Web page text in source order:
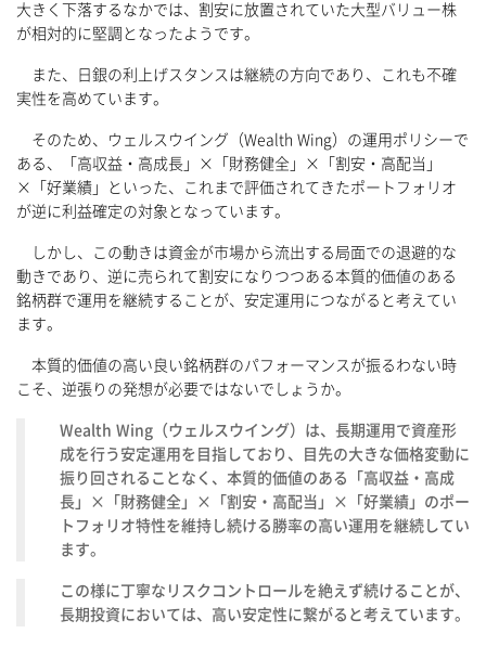
大きく下落するなかでは、割安に放置されていた大型バリュー株
が相対的に堅調となったようです。
また、日銀の利上げスタンスは継続の方向であり、これも不確
実性を高めています。
そのため、ウェルスウイング（Wealth Wing）の運用ポリシーで
ある、「高収益・高成長」×「財務健全」×「割安・高配当」
×「好業績」といった、これまで評価されてきたポートフォリオ
が逆に利益確定の対象となっています。
しかし、この動きは資金が市場から流出する局面での退避的な
動きであり、逆に売られて割安になりつつある本質的価値のある
銘柄群で運用を継続することが、安定運用につながると考えてい
ます。
本質的価値の高い良い銘柄群のパフォーマンスが振るわない時
こそ、逆張りの発想が必要ではないでしょうか。
Wealth Wing（ウェルスウイング）は、長期運用で資産形
成を行う安定運用を目指しており、目先の大きな価格変動に
振り回されることなく、本質的価値のある「高収益・高成
長」×「財務健全」×「割安・高配当」×「好業績」のポー
トフォリオ特性を維持し続ける勝率の高い運用を継続してい
ます。
この様に丁寧なリスクコントロールを絶えず続けることが、
長期投資においては、高い安定性に繋がると考えています。